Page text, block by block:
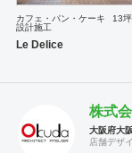
カフェ・パン・ケーキ
13坪
設計施工
Le Delice
株式
大阪府大
店舗デザ